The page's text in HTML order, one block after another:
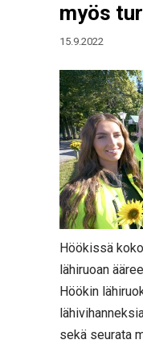
myös
15.9.2022
Höökissä
lähiruoan
Höökin
sekä seurata